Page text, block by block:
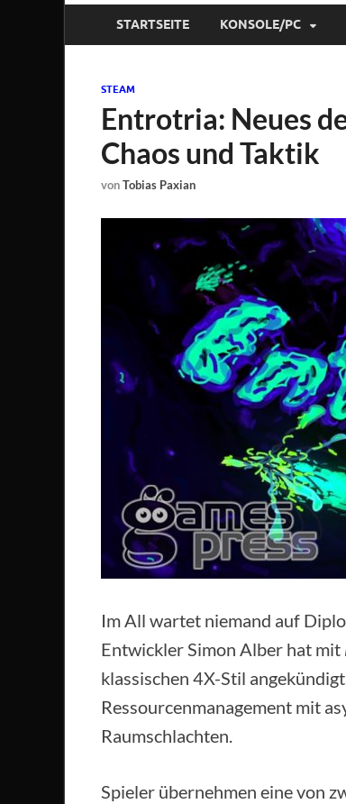
STARTSEITE KONSOLE/PC
STEAM
Entrotria: Neues
Chaos und Taktik
vonTobias Paxian
Im All wartet niemand auf
Entwickler Simon Alber hat mit
klassischen 4X-Stil
Ressourcenmanagement mit
Raumschlachten.
Spieler übernehmen eine von